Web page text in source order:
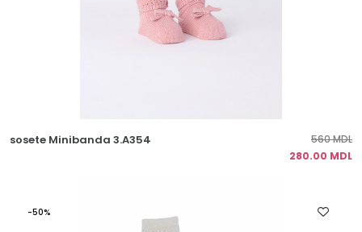
sosete Minibanda 3.A354
560 MDL
280.00 MDL
-50%